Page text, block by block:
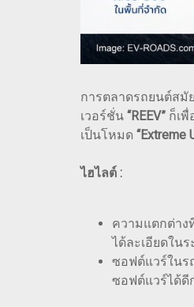
การตลาดรถยนต์สมั
เวอร์ชั่น “REEV” ก็เ
เป็นโหมด “Extreme
ไฮไลต์ :
ความแตกต่าง
ได้ละเอียดใน
ซอฟต์แวร์ในร
ซอฟต์แวร์ได้ดี